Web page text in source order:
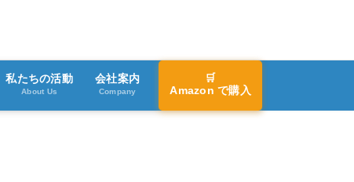
私たちの活動
About Us
会社案内
Company
🛒
Amazon で購入